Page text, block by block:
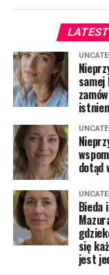
LATEST
samej
dotąd
Bieda
się
jest